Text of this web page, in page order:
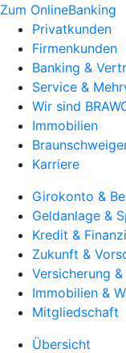
Zum OnlineBanking
Privatkunden
Firmenkunden
Banking &
Service &
Wir sind
Immobilien
Karriere
Girokonto &
Geldanlage &
Kredit &
Zukunft &
Versicherung
Immobilien &
Mitgliedschaft
Übersicht